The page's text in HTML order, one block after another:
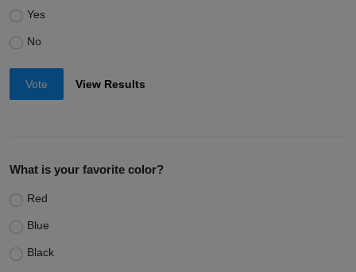
Yes
No
Vote View Results
What is your favorite color?
Red
Blue
Black